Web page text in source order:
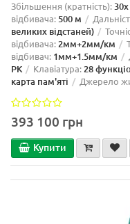
Збільшення (кратність):30х
відбивача: 500 м
великих відстаней)
відбивача:2мм+2мм/км
відбивач: 1мм+1.5мм/км
РК
Клавіатура:28
карта пам'яті
Джерело
393 100 грн
Купити